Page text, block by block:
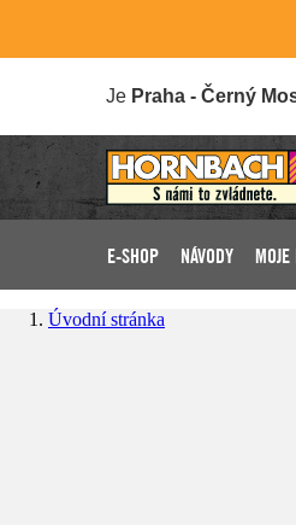
Je Praha - Černý
E-SHOP NÁVODY MOJE
Úvodní stránka